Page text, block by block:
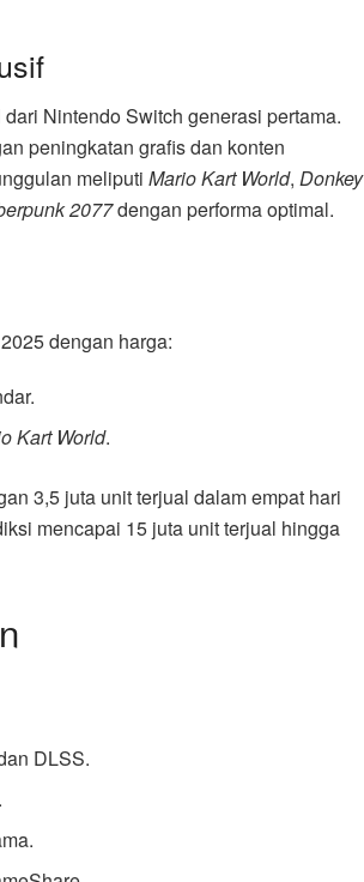
Nintendo Switch generasi pertama.
peningkatan grafis dan konten
meliputi Mario Kart World, Donkey
2077dengan performa optimal.
dengan harga:
Kart World.
3,5 juta unit terjual dalam empat hari
mencapai 15 juta unit terjual hingga
DLSS.